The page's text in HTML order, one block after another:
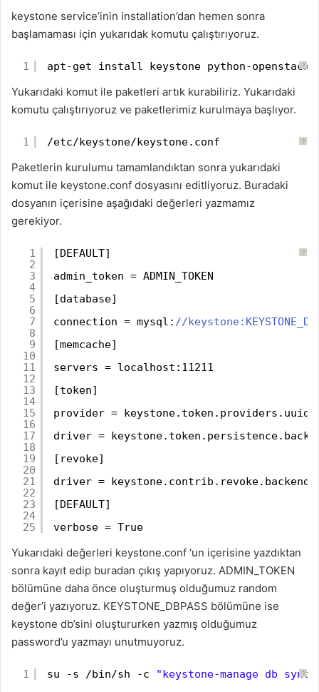
keystone service’inin installation’dan hemen sonra
başlamaması için yukarıdak komutu çalıştırıyoruz.
?
1 apt-get install keystone python-
Yukarıdaki komut ile paketleri artık kurabiliriz. Yukarıdaki
komutu çalıştırıyoruz ve paketlerimiz kurulmaya başlıyor.
?
1 /etc/keystone/keystone.conf
Paketlerin kurulumu tamamlandıktan sonra yukarıdaki
komut ile keystone.conf dosyasını editliyoruz. Buradaki
dosyanın içerisine aşağıdaki değerleri yazmamız
gerekiyor.
?
1
2
3
4
5
6
7
8
9
10
11
12
13
14
15
16
17
18
19
20
21
22
23
24
25
[DEFAULT]
admin_token = ADMIN_TOKEN
[database]
connection = mysql: //
[memcache]
servers = localhost:11211
[token]
provider =
driver =
[revoke]
driver =
[DEFAULT]
verbose = True
Yukarıdaki değerleri keystone.conf ‘un içerisine yazdıktan
sonra kayıt edip buradan çıkış yapıyoruz. ADMIN_TOKEN
bölümüne daha önce oluşturmuş olduğumuz random
değer’i yazıyoruz. KEYSTONE_DBPASS bölümüne ise
keystone db’sini oluştururken yazmış olduğumuz
password’u yazmayı unutmuyoruz.
?
1 su -s /bin/sh -c "keystone-manage db_sync"